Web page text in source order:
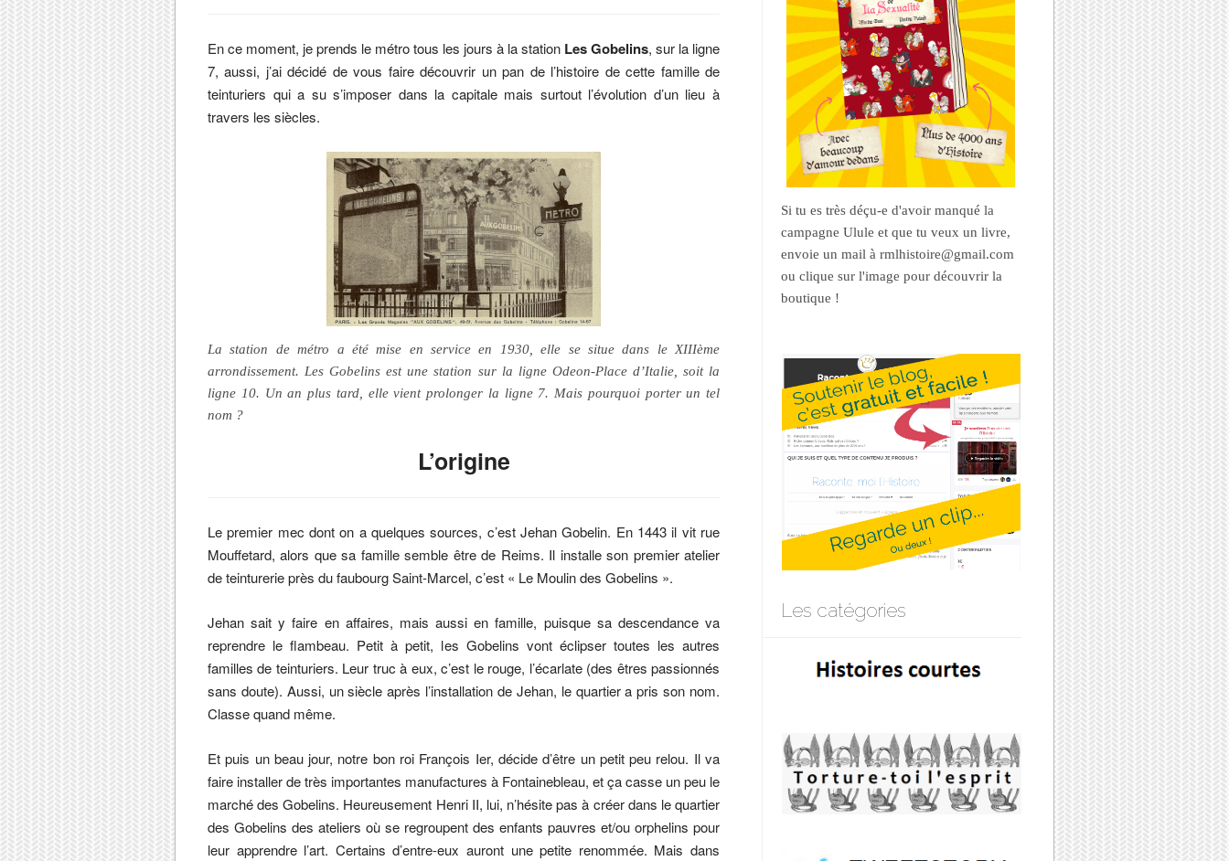
En ce moment, je prends le métro tous les jours à la station Les Gobelins, sur la ligne
7, aussi, j’ai décidé de vous faire découvrir un pan de l’histoire de cette famille de
teinturiers qui a su s’imposer dans la capitale mais surtout l’évolution d’un lieu à
travers les siècles.
La station de métro a été mise en service en 1930, elle se situe dans le XIIIème
arrondissement. Les Gobelins est une station sur la ligne Odeon-Place d’Italie, soit la
ligne 10. Un an plus tard, elle vient prolonger la ligne 7. Mais pourquoi porter un tel
nom ?
L’origine
Le premier mec dont on a quelques sources, c’est Jehan Gobelin. En 1443 il vit rue
Mouffetard, alors que sa famille semble être de Reims. Il installe son premier atelier
de teinturerie près du faubourg Saint-Marcel, c’est « Le Moulin des Gobelins ».
Jehan sait y faire en affaires, mais aussi en famille, puisque sa descendance va
reprendre le flambeau. Petit à petit, les Gobelins vont éclipser toutes les autres
familles de teinturiers. Leur truc à eux, c’est le rouge, l’écarlate (des êtres passionnés
sans doute). Aussi, un siècle après l’installation de Jehan, le quartier a pris son nom.
Classe quand même.
Et puis un beau jour, notre bon roi François Ier, décide d’être un petit peu relou. Il va
faire installer de très importantes manufactures à Fontainebleau, et ça casse un peu le
marché des Gobelins. Heureusement Henri II, lui, n’hésite pas à créer dans le quartier
des Gobelins des ateliers où se regroupent des enfants pauvres et/ou orphelins pour
leur apprendre l’art. Certains d’entre-eux auront une petite renommée. Mais dans
Si tu es très déçu-e d'avoir manqué la
campagne Ulule et que tu veux un livre,
envoie un mail à rmlhistoire@gmail.com
ou clique sur l'image pour découvrir la
boutique !
Les catégories